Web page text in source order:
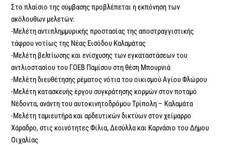
Στο πλαίσιο της σύμβασης προβλέπεται η εκπόνηση των
ακόλουθων μελετών:
-Μελέτη αντιπλημμυρικής προστασίας της αποστραγγιστικής
τάφρου νοτίως της Νέας Εισόδου Καλαμάτας
-Μελέτη βελτίωσης και ενίσχυσης των εγκαταστάσεων του
αντλιοστασίου του ΓΟΕΒ Παμίσου στη θέση Μπουρνιά
-Μελέτη διευθέτησης ρέματος νότια του οικισμού Αγίου Φλώρου
-Μελέτη κατασκευής έργου συγκράτησης κορμών στον ποταμό
Νέδοντα, ανάντη του αυτοκινητοδρόμου Τρίπολη – Καλαμάτα
-Μελέτη ταμιευτήρα και αρδευτικών δικτύων στον χείμαρρο
Χάραδρο, στις κοινότητες Φίλια, Δεσύλλα και Καρνάσιο του Δήμου
Οιχαλίας